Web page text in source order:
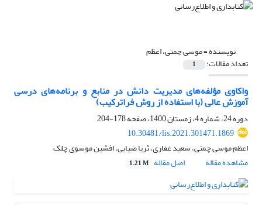
نویسنده =موسی چمنی، اعظم
تعداد مقالات: 1
واکاوی مؤلفه‌های مدیریت دانش در منابع و برنامه‌های درسی
آموزش عالی (با استفاده از روش فراترکیب)
دوره 24، شماره 4، زمستان 1400، صفحه
178-204
10.30481/lis.2021.301471.1869
اعظم موسی چمنی، سعید غفاری، ثریا ضیایی، افشین موسوی چلک
مشاهده مقاله
اصل مقاله 1.21 M